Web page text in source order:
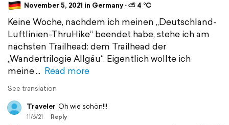
November 5, 2021 in Germany ⋅ ⛅ 4 °C
Keine Woche, nachdem ich meinen „Deutschland-
Luftlinien-ThruHike“ beendet habe, stehe ich am
nächsten Trailhead: dem Trailhead der
„Wandertrilogie Allgäu“. Eigentlich wollte ich
meine
Read more
See translation
Traveler Oh wie schön!!!
11/6/21 Reply